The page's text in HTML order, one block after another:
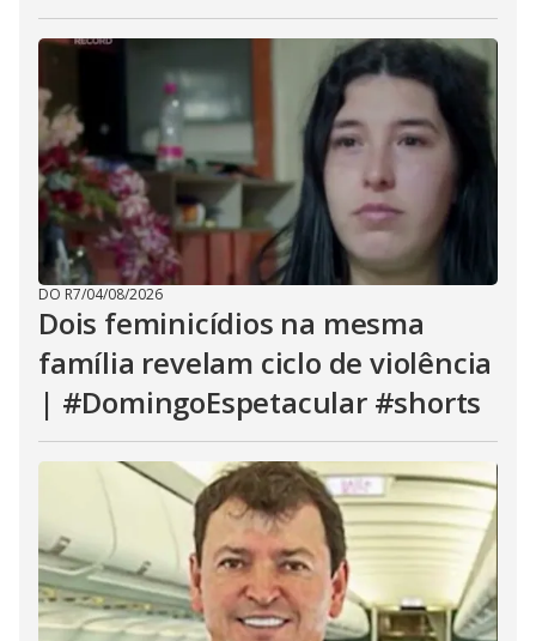
DO R7/04/08/2026
Dois feminicídios na mesma
família revelam ciclo de violência
| #DomingoEspetacular #shorts